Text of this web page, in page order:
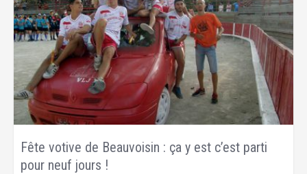
Fête votive de Beauvoisin : ça y est c’est parti
pour neuf jours !